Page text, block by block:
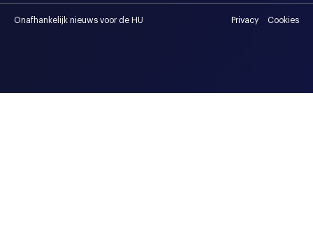
Onafhankelijk nieuws voor de HU Privacy Cookies